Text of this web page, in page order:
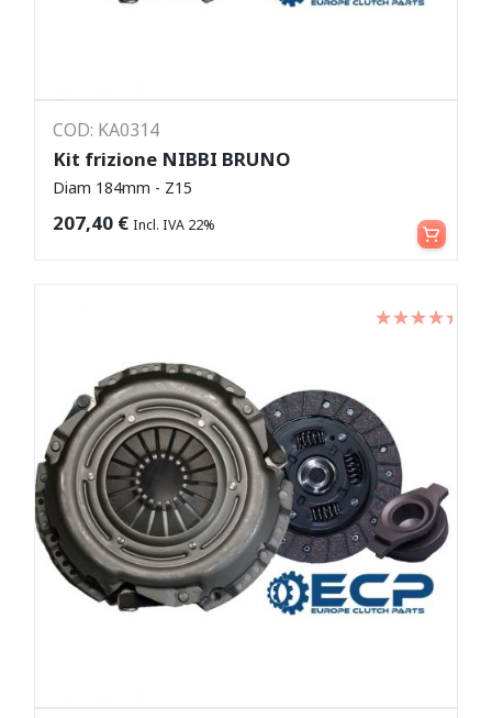
COD: KA0314
Kit frizione NIBBI BRUNO
Diam 184mm - Z15
207,40 € Incl. IVA 22% Aggiungi al carrello